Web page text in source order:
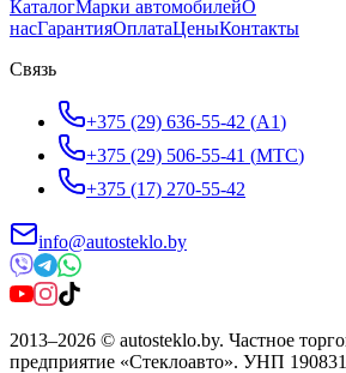
КаталогМарки автомобилейО
насГарантияОплатаЦеныКонтакты
Связь
+375 (29) 636-55-42 (A1)
+375 (29) 506-55-41 (МТС)
+375 (17) 270-55-42
info@autosteklo.by
2013–2026 © autosteklo.by. Частное
предприятие «Стеклоавто». УНП